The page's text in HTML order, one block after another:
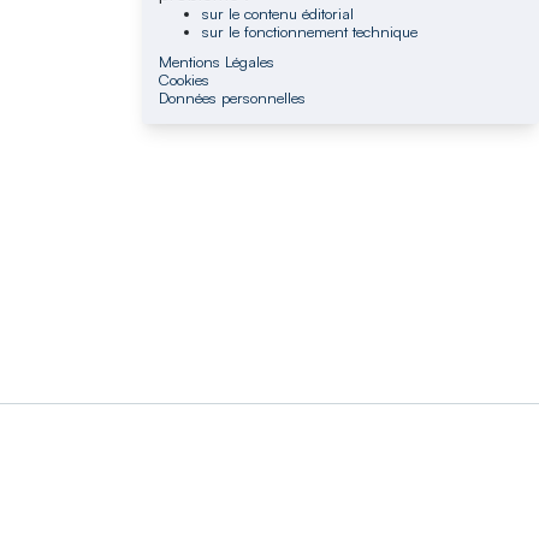
sur le contenu éditorial
sur le fonctionnement technique
Mentions Légales
Cookies
Données personnelles